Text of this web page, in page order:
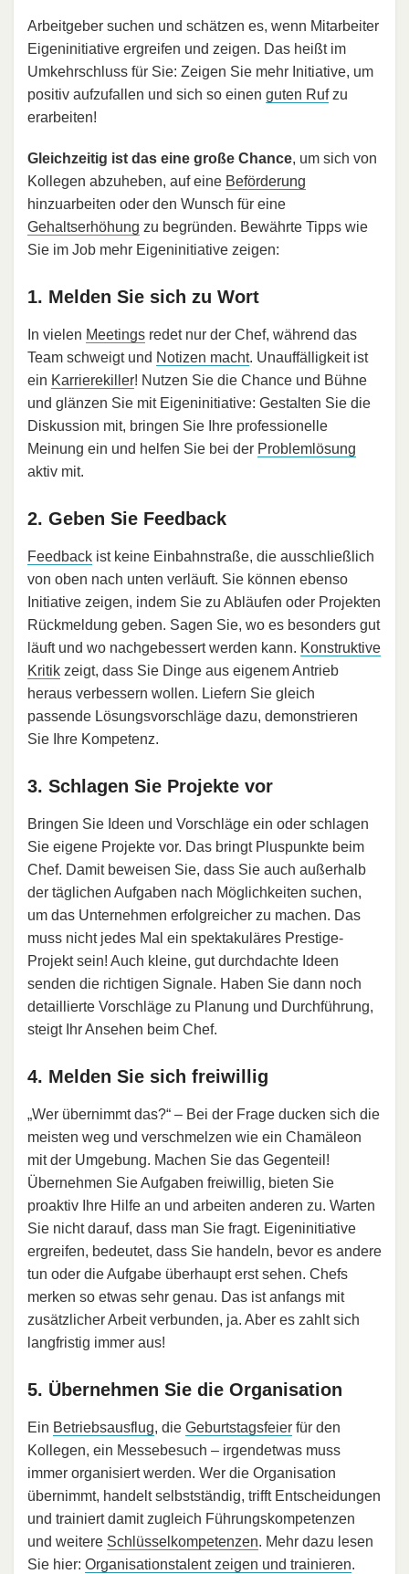
Arbeitgeber suchen und schätzen es, wenn Mitarbeiter
Eigeninitiative ergreifen und zeigen. Das heißt im
Umkehrschluss für Sie: Zeigen Sie mehr Initiative, um
positiv aufzufallen und sich so einen guten Rufzu
erarbeiten!
Gleichzeitig ist das eine große Chance, um sich von
Kollegen abzuheben, auf eine Beförderung
hinzuarbeiten oder den Wunsch für eine
Gehaltserhöhung zu begründen. Bewährte Tipps wie
Sie im Job mehr Eigeninitiative zeigen:
1. Melden Sie sich zu Wort
In vielen Meetings redet nur der Chef, während das
Team schweigt und Notizen macht. Unauffälligkeit ist
ein Karrierekiller! Nutzen Sie die Chance und Bühne
und glänzen Sie mit Eigeninitiative: Gestalten Sie die
Diskussion mit, bringen Sie Ihre professionelle
Meinung ein und helfen Sie bei der Problemlösung
aktiv mit.
2. Geben Sie Feedback
Feedback ist keine Einbahnstraße, die ausschließlich
von oben nach unten verläuft. Sie können ebenso
Initiative zeigen, indem Sie zu Abläufen oder Projekten
Rückmeldung geben. Sagen Sie, wo es besonders gut
läuft und wo nachgebessert werden kann. Konstruktive
Kritik zeigt, dass Sie Dinge aus eigenem Antrieb
heraus verbessern wollen. Liefern Sie gleich
passende Lösungsvorschläge dazu, demonstrieren
Sie Ihre Kompetenz.
3. Schlagen Sie Projekte vor
Bringen Sie Ideen und Vorschläge ein oder schlagen
Sie eigene Projekte vor. Das bringt Pluspunkte beim
Chef. Damit beweisen Sie, dass Sie auch außerhalb
der täglichen Aufgaben nach Möglichkeiten suchen,
um das Unternehmen erfolgreicher zu machen. Das
muss nicht jedes Mal ein spektakuläres Prestige-
Projekt sein! Auch kleine, gut durchdachte Ideen
senden die richtigen Signale. Haben Sie dann noch
detaillierte Vorschläge zu Planung und Durchführung,
steigt Ihr Ansehen beim Chef.
4. Melden Sie sich freiwillig
„Wer übernimmt das?“ – Bei der Frage ducken sich die
meisten weg und verschmelzen wie ein Chamäleon
mit der Umgebung. Machen Sie das Gegenteil!
Übernehmen Sie Aufgaben freiwillig, bieten Sie
proaktiv Ihre Hilfe an und arbeiten anderen zu. Warten
Sie nicht darauf, dass man Sie fragt. Eigeninitiative
ergreifen, bedeutet, dass Sie handeln, bevor es andere
tun oder die Aufgabe überhaupt erst sehen. Chefs
merken so etwas sehr genau. Das ist anfangs mit
zusätzlicher Arbeit verbunden, ja. Aber es zahlt sich
langfristig immer aus!
5. Übernehmen Sie die Organisation
Ein Betriebsausflug, die Geburtstagsfeier für den
Kollegen, ein Messebesuch – irgendetwas muss
immer organisiert werden. Wer die Organisation
übernimmt, handelt selbstständig, trifft Entscheidungen
und trainiert damit zugleich Führungskompetenzen
und weitere Schlüsselkompetenzen. Mehr dazu lesen
Sie hier: Organisationstalent zeigen und trainieren.